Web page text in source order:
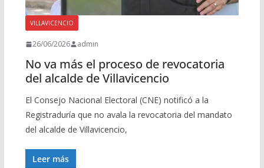
VILLAVICENCIO
26/06/2026 admin
No va más el proceso de revocatoria
del alcalde de Villavicencio
El Consejo Nacional Electoral (CNE) notificó a la
Registraduría que no avala la revocatoria del mandato
del alcalde de Villavicencio,
Leer más